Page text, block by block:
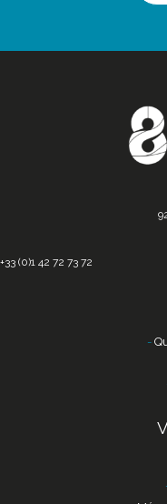
+33 (0)1 42 72 73 72